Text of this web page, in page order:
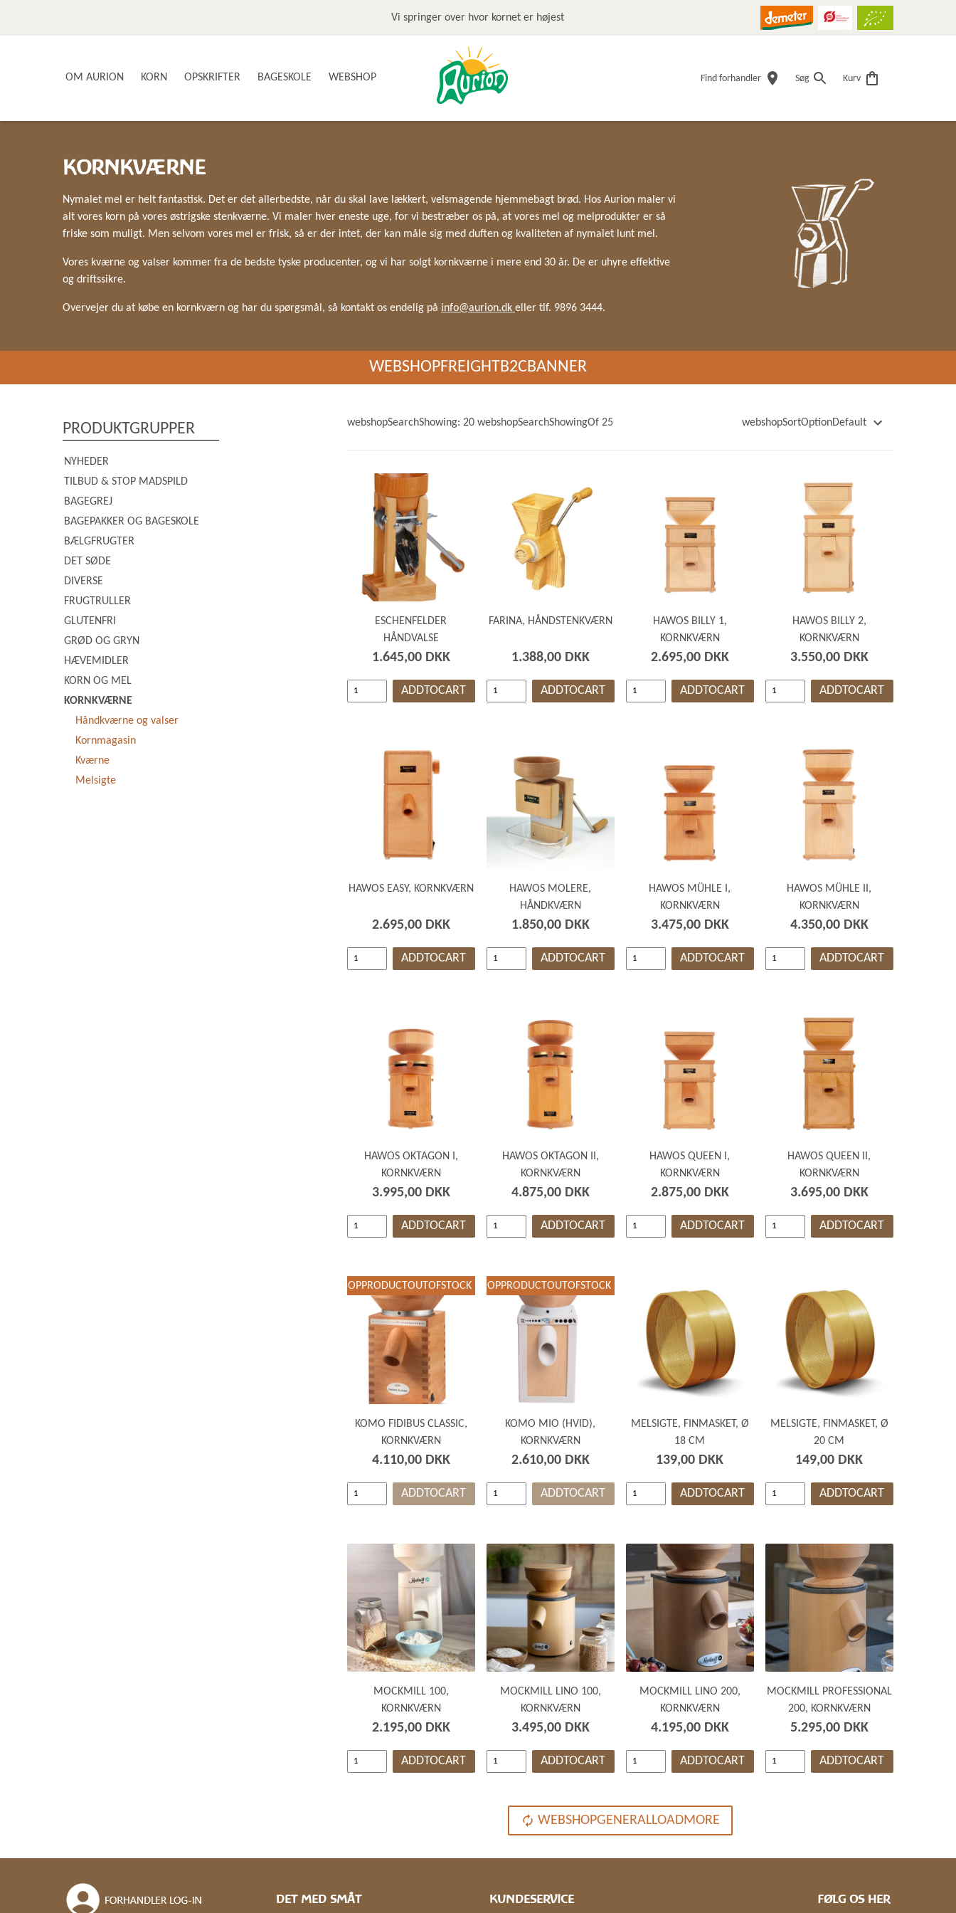
Vi springer over hvor kornet er højest
OM AURION
VORES PRODUKTER
KOM MED I PRODUKTIONEN
KONTAKT OS
KORN OPSKRIFTER
BÆLGFRUGTER
KAGER & DESSERTER
MAD MED KORN
BAGESKOLE WEBSHOP
BAGEPAKKER OG BAGESKOLE
BÆLGFRUGTER
DET SØDE
DIVERSE
GLUTENFRI
KORN OG MEL
Find forhandler Søg Kurv
KORNKVÆRNE
Nymalet mel er helt fantastisk. Det er det allerbedste, når du skal lave lækkert, velsmagende hjemmebagt brød. Hos Aurion maler vi
alt vores korn på vores østrigske stenkværne. Vi maler hver eneste uge, for vi bestræber os på, at vores mel og melprodukter er så
friske som muligt. Men selvom vores mel er frisk, så er der intet, der kan måle sig med duften og kvaliteten af nymalet lunt mel.
Vores kværne og valser kommer fra de bedste tyske producenter, og vi har solgt kornkværne i mere end 30 år. De er uhyre effektive
og driftssikre.
Overvejer du at købe en kornkværn og har du spørgsmål, så kontakt os endelig på info@aurion.dk eller tlf. 9896 3444.
WEBSHOPFREIGHTB2CBANNER
PRODUKTGRUPPER
NYHEDER
TILBUD & STOP MADSPILD
BAGEGREJ
BAGEPAKKER OG BAGESKOLE
BÆLGFRUGTER
DET SØDE
DIVERSE
FRUGTRULLER
GLUTENFRI
GRØD OG GRYN
HÆVEMIDLER
KORN OG MEL
KORNKVÆRNE
Håndkværne og valser
Kornmagasin
Kværne
Melsigte
webshopSearchShowing: 20 webshopSearchShowingOf 25 webshopSortOptionDefault
webshopSortOptionName
webshopSortOptionPrice
webshopSortOptionPriceDescending
webshopSortOptionWeight
webshopSortOptionWeightDescending
webshopSortOptionOldest
ESCHENFELDER
HÅNDVALSE
1.645,00 DKK
ADDTOCART
FARINA, HÅNDSTENKVÆRN
1.388,00 DKK
ADDTOCART
HAWOS BILLY 1,
KORNKVÆRN
2.695,00 DKK
ADDTOCART
HAWOS BILLY 2,
KORNKVÆRN
3.550,00 DKK
ADDTOCART
HAWOS EASY, KORNKVÆRN
2.695,00 DKK
ADDTOCART
HAWOS MOLERE,
HÅNDKVÆRN
1.850,00 DKK
ADDTOCART
HAWOS MÜHLE I,
KORNKVÆRN
3.475,00 DKK
ADDTOCART
HAWOS MÜHLE II,
KORNKVÆRN
4.350,00 DKK
ADDTOCART
HAWOS OKTAGON I,
KORNKVÆRN
3.995,00 DKK
ADDTOCART
HAWOS OKTAGON II,
KORNKVÆRN
4.875,00 DKK
ADDTOCART
HAWOS QUEEN I,
KORNKVÆRN
2.875,00 DKK
ADDTOCART
HAWOS QUEEN II,
KORNKVÆRN
3.695,00 DKK
ADDTOCART
WEBSHOPPRODUCTOUTOFSTOCK
KOMO FIDIBUS CLASSIC,
KORNKVÆRN
4.110,00 DKK
ADDTOCART
WEBSHOPPRODUCTOUTOFSTOCK
KOMO MIO (HVID),
KORNKVÆRN
2.610,00 DKK
ADDTOCART
MELSIGTE, FINMASKET, Ø
18 CM
139,00 DKK
ADDTOCART
MELSIGTE, FINMASKET, Ø
20 CM
149,00 DKK
ADDTOCART
MOCKMILL 100,
KORNKVÆRN
2.195,00 DKK
ADDTOCART
MOCKMILL LINO 100,
KORNKVÆRN
3.495,00 DKK
ADDTOCART
MOCKMILL LINO 200,
KORNKVÆRN
4.195,00 DKK
ADDTOCART
MOCKMILL PROFESSIONAL
200, KORNKVÆRN
5.295,00 DKK
ADDTOCART
WEBSHOPGENERALLOADMORE
DET MED SMÅT KUNDESERVICE FØLG OS HER